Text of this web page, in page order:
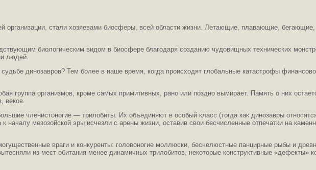
организации, стали хозяевами биосферы, всей области жизни. Летающие, плавающие,
биологическим видом в биосфере благодаря созданию чудовищных технических
людей.
динозавров? Тем более в наше время, когда происходят глобальные катастрофы
группа организмов, кроме самых примитивных, рано или поздно вымирает. Память о них
веков.
членистоногие — трилобиты. Их объединяют в особый класс (тогда как динозавры
мезозойской эры исчезли с арены жизни, оставив свои бесчисленные отпечатки на
враги и конкуренты: головоногие моллюски, бесчелюстные панцирные рыбы и
из мест обитания менее динамичных трилобитов, некоторые конструктивные «дефекты»